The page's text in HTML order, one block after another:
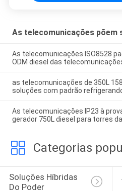
As telecomunicações põem
As telecomunicações ISO8528
ODM diesel das
as telecomunicações de 350L
soluções com padrão
As telecomunicações IP23 à
gerador 750L diesel para torres
Categorias
Soluções Híbridas
Do Poder